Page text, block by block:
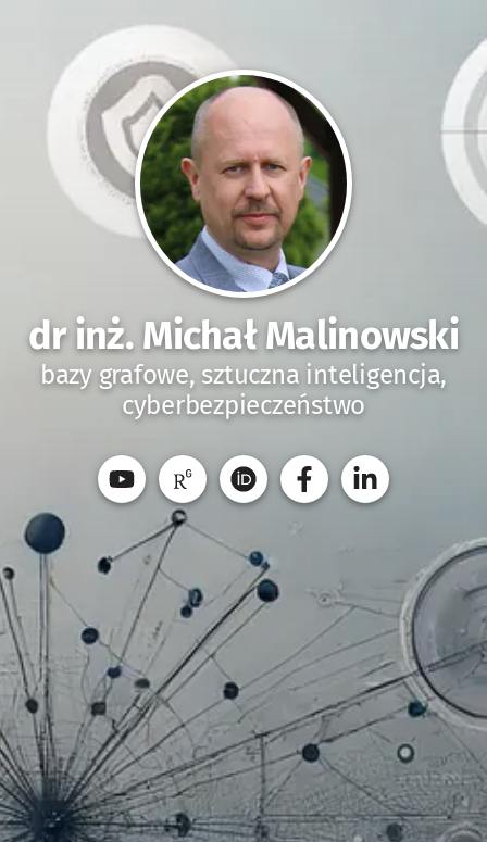
dr inż. Michał Malinowski
bazy grafowe, sztuczna inteligencja,
cyberbezpieczeństwo